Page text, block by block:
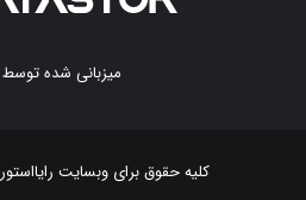
میزبانی شده توسط
کلیه حقوق برای وبسایت رایااستور